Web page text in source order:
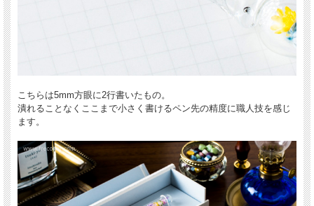
こちらは5mm方眼に2行書いたもの。
潰れることなくここまで小さく書けるペン先の精度に職人技を感じ
ます。